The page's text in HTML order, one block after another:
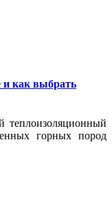
и как выбрать
теплоизоляционный
горных пород